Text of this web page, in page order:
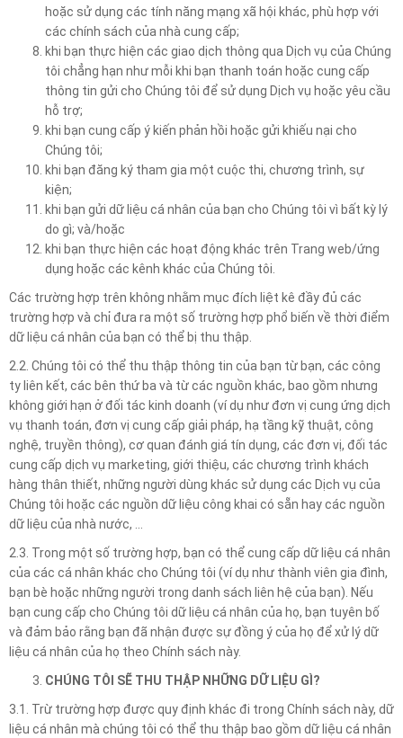
hoặc sử dụng các tính năng mạng xã hội khác, phù hợp với
các chính sách của nhà cung cấp;
khi bạn thực hiện các giao dịch thông qua Dịch vụ của Chúng
tôi chẳng hạn như mỗi khi bạn thanh toán hoặc cung cấp
thông tin gửi cho Chúng tôi để sử dụng Dịch vụ hoặc yêu cầu
hỗ trợ;
khi bạn cung cấp ý kiến phản hồi hoặc gửi khiếu nại cho
Chúng tôi;
khi bạn đăng ký tham gia một cuộc thi, chương trình, sự
kiện;
khi bạn gửi dữ liệu cá nhân của bạn cho Chúng tôi vì bất kỳ lý
do gì; và/hoặc
khi bạn thực hiện các hoạt động khác trên Trang web/ứng
dụng hoặc các kênh khác của Chúng tôi.
Các trường hợp trên không nhằm mục đích liệt kê đầy đủ các
trường hợp và chỉ đưa ra một số trường hợp phổ biến về thời điểm
dữ liệu cá nhân của bạn có thể bị thu thập.
2.2. Chúng tôi có thể thu thập thông tin của bạn từ bạn, các công
ty liên kết, các bên thứ ba và từ các nguồn khác, bao gồm nhưng
không giới hạn ở đối tác kinh doanh (ví dụ như đơn vị cung ứng dịch
vụ thanh toán, đơn vị cung cấp giải pháp, hạ tầng kỹ thuật, công
nghệ, truyền thông), cơ quan đánh giá tín dụng, các đơn vị, đối tác
cung cấp dịch vụ marketing, giới thiệu, các chương trình khách
hàng thân thiết, những người dùng khác sử dụng các Dịch vụ của
Chúng tôi hoặc các nguồn dữ liệu công khai có sẵn hay các nguồn
dữ liệu của nhà nước, …
2.3. Trong một số trường hợp, bạn có thể cung cấp dữ liệu cá nhân
của các cá nhân khác cho Chúng tôi (ví dụ như thành viên gia đình,
bạn bè hoặc những người trong danh sách liên hệ của bạn). Nếu
bạn cung cấp cho Chúng tôi dữ liệu cá nhân của họ, bạn tuyên bố
và đảm bảo rằng bạn đã nhận được sự đồng ý của họ để xử lý dữ
liệu cá nhân của họ theo Chính sách này.
CHÚNG TÔI SẼ THU THẬP NHỮNG DỮ LIỆU GÌ?
3.1. Trừ trường hợp được quy định khác đi trong Chính sách này, dữ
liệu cá nhân mà chúng tôi có thể thu thập bao gồm dữ liệu cá nhân